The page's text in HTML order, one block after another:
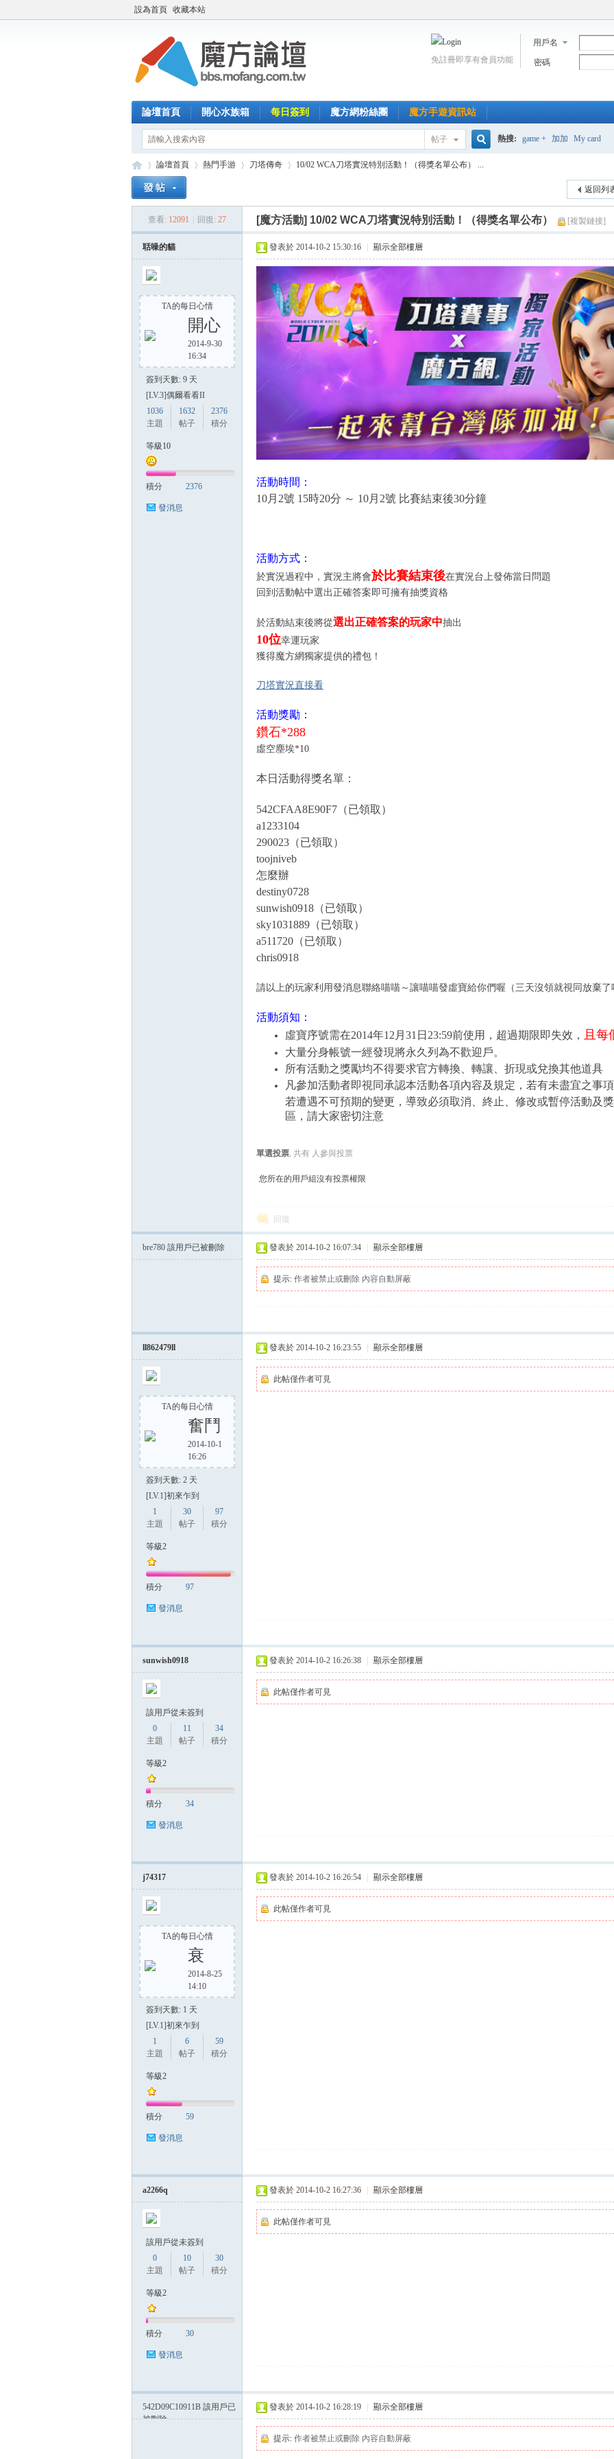
設為首頁 收藏本站
用戶名
密碼
免註冊即享有會員功能
論壇首頁 開心水族箱 每日簽到 魔方網粉絲團 魔方手遊資訊站
帖子
索
熱搜: game + 加加 My card
方
論壇首頁 熱門手游 刀塔傳奇
›
10/02 WCA刀塔實況特別活動！（得獎名單公布） ...
返回列
查看: 12091 回復: 27 [魔方活動] 10/02 WCA刀塔實況特別活動！（得獎名單公布） [複製鏈接]
聒噪的貓
TA的每日心情
開心
2014-9-30
16:34
簽到天數: 9 天
[LV.3]偶爾看看II
1036
主題
1632
帖子
2376
積分
等級10
積分 2376
發消息
發表於 2014-10-2 15:30:16 顯示全部樓層
活動時間：
10月2號 15時20分 ～ 10月2號 比賽結束後30分鐘
活動方式：
於實況過程中，實況主將會於比賽結束後在實況台上發佈當日問題
回到活動帖中選出正確答案即可擁有抽獎資格
於活動結束後將從選出正確答案的玩家中抽出
10位幸運玩家
獲得魔方網獨家提供的禮包！
刀塔實況直接看
活動獎勵：
鑽石*288
虛空塵埃*10
本日活動得獎名單：
542CFAA8E90F7 （已領取）
a1233104
290023 （已領取）
toojniveb
怎麼辦
destiny0728
sunwish0918 （已領取）
sky1031889 （已領取）
a511720（已領取）
chris0918
請以上的玩家利用發消息聯絡喵喵～讓喵喵發虛寶給你們喔（三天沒領就視同放棄了
活動須知：
虛寶序號需在2014年12月31日23:59前使用，超過期限即失效，
且每
大量分身帳號一經發現將永久列為不歡迎戶。
所有活動之獎勵均不得要求官方轉換、轉讓、折現或兌換其他道具
凡參加活動者即視同承認本活動各項內容及規定，若有未盡宜之事
若遭遇不可預期的變更，導致必須取消、終止、修改或暫停活動及
區，請大家密切注意
單選投票, 共有 人參與投票
您所在的用戶組沒有投票權限
回復
bre780 該用戶已被刪除 發表於 2014-10-2 16:07:34 顯示全部樓層
提示: 作者被禁止或刪除 內容自動屏蔽
ll862479ll
TA的每日心情
奮鬥
2014-10-1
16:26
簽到天數: 2 天
[LV.1]初來乍到
1
主題
30
帖子
97
積分
等級2
積分 97
發消息
發表於 2014-10-2 16:23:55 顯示全部樓層
此帖僅作者可見
sunwish0918
該用戶從未簽到
0
主題
11
帖子
34
積分
等級2
積分 34
發消息
發表於 2014-10-2 16:26:38 顯示全部樓層
此帖僅作者可見
j74317
TA的每日心情
衰
2014-8-25
14:10
簽到天數: 1 天
[LV.1]初來乍到
1
主題
6
帖子
59
積分
等級2
積分 59
發消息
發表於 2014-10-2 16:26:54 顯示全部樓層
此帖僅作者可見
a2266q
該用戶從未簽到
0
主題
10
帖子
30
積分
等級2
積分 30
發消息
發表於 2014-10-2 16:27:36 顯示全部樓層
此帖僅作者可見
542D09C10911B 該用戶已
被刪除
發表於 2014-10-2 16:28:19 顯示全部樓層
提示: 作者被禁止或刪除 內容自動屏蔽